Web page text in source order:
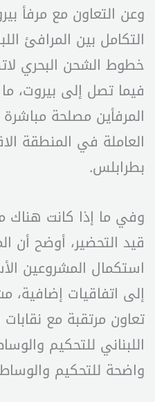
وعن التعاون مع مرفأ
التكامل بين المرافئ
خطوط الشحن البحري
فيما تصل إلى بيروت،
المرفأين مصلحة
العاملة في المنطقة
بطرابلس.
وفي ما إذا كانت هناك
قيد التحضير، أوضح أن
استكمال المشروعين
إلى اتفاقيات إضافية،
تعاون مرتقبة مع
اللبناني للتحكيم
واضحة للتحكيم